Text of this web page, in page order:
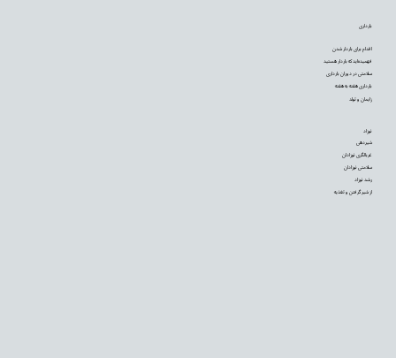
نوزاد
شیردهی
غربالگری نوزادان
سلامتی نوزادان
رشد نوزاد
از شیر گرفتن و تغذیه
بارداری
اقدام برای باردار شدن
فهمیده‌اید که باردار هستید
سلامتی در دوران بارداری
بارداری هفته به هفته
زایمان و تولد